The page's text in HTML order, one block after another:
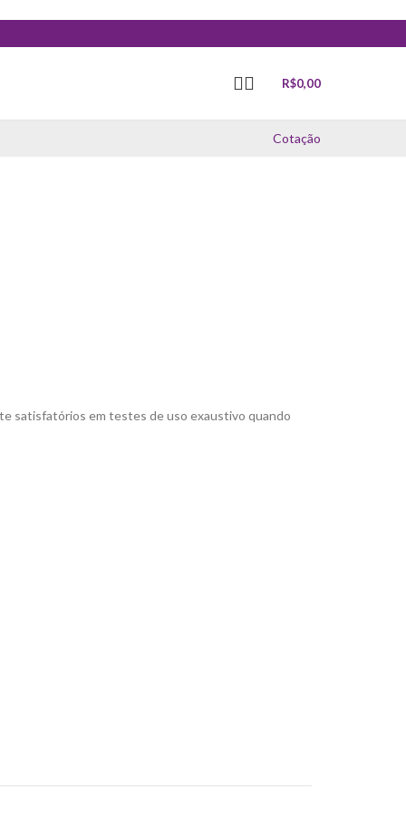
R$0,00
Cotação
satisfatórios em testes de uso exaustivo quando